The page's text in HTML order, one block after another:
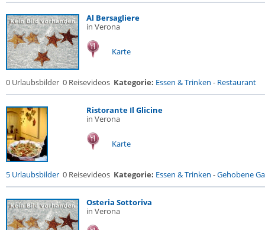
Al Bersagliere
in Verona
Karte
0 Urlaubsbilder 0 Reisevideos Kategorie: Essen & Trinken - Restaurant
Ristorante Il Glicine
in Verona
Karte
5 Urlaubsbilder 0 Reisevideos Kategorie: Essen & Trinken -Gehobene
Osteria Sottoriva
in Verona